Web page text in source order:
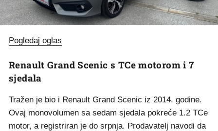
Pogledaj oglas
Renault Grand Scenic s TCe motorom i 7
sjedala
Tražen je bio i Renault Grand Scenic iz 2014. godine.
Ovaj monovolumen sa sedam sjedala pokreće 1.2 TCe
motor, a registriran je do srpnja. Prodavatelj navodi da